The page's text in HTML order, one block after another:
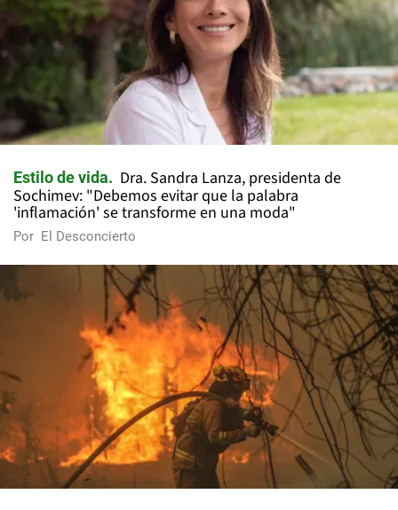
Estilo de vida
Dra. Sandra Lanza, presidenta de
Sochimev: "Debemos evitar que la palabra
'inflamación' se transforme en una moda"
Por El Desconcierto